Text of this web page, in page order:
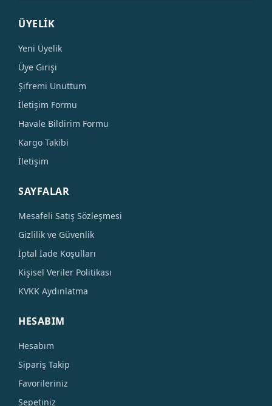
ÜYELİK
Yeni Üyelik
Üye Girişi
Şifremi Unuttum
İletişim Formu
Havale Bildirim Formu
Kargo Takibi
İletişim
SAYFALAR
Mesafeli Satış Sözleşmesi
Gizlilik ve Güvenlik
İptal İade Koşulları
Kişisel Veriler Politikası
KVKK Aydınlatma
HESABIM
Hesabım
Sipariş Takip
Favorileriniz
Sepetiniz